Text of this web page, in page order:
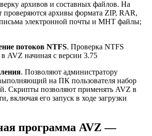
архивов и составных файлов. На
проверяются архивы формата ZIP, RAR,
электронной почты и MHT файлы;
потоков NTFS. Проверка NTFS
AVZ начиная с версии 3.75
. Позволяют администратору
на ПК пользователя набор
Скрипты позволяют применять AVZ в
включая его запуск в ходе загрузки
программа AVZ —